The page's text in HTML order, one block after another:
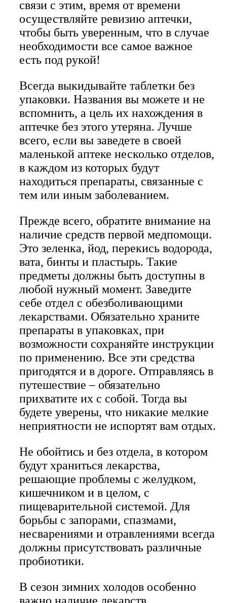
связи с этим, время от времени
осуществляйте ревизию аптечки,
чтобы быть уверенным, что в случае
необходимости все самое важное
есть под рукой!
Всегда выкидывайте таблетки без
упаковки. Названия вы можете и не
вспомнить, а цель их нахождения в
аптечке без этого утеряна. Лучше
всего, если вы заведете в своей
маленькой аптеке несколько отделов,
в каждом из которых будут
находиться препараты, связанные с
тем или иным заболеванием.
Прежде всего, обратите внимание на
наличие средств первой медпомощи.
Это зеленка, йод, перекись водорода,
вата, бинты и пластырь. Такие
предметы должны быть доступны в
любой нужный момент. Заведите
себе отдел с обезболивающими
лекарствами. Обязательно храните
препараты в упаковках, при
возможности сохраняйте инструкции
по применению. Все эти средства
пригодятся и в дороге. Отправляясь в
путешествие – обязательно
прихватите их с собой. Тогда вы
будете уверены, что никакие мелкие
неприятности не испортят вам отдых.
Не обойтись и без отдела, в котором
будут храниться лекарства,
решающие проблемы с желудком,
кишечником и в целом, с
пищеварительной системой. Для
борьбы с запорами, спазмами,
несварениями и отравлениями всегда
должны присутствовать различные
пробиотики.
В сезон зимних холодов особенно